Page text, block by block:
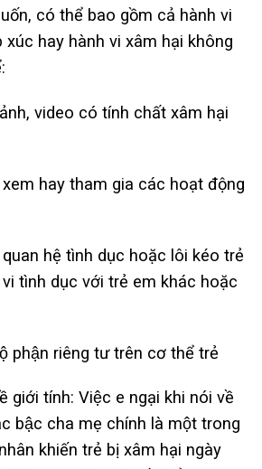
có thể bao gồm cả hành vi
hay hành vi xâm hại không
video có tính chất xâm hại
hay tham gia các hoạt động
hệ tình dục hoặc lôi kéo trẻ
tình dục với trẻ em khác hoặc
phận riêng tư trên cơ thể trẻ
giới tính: Việc e ngại khi nói về
bậc cha mẹ chính là một trong
khiến trẻ bị xâm hại ngày